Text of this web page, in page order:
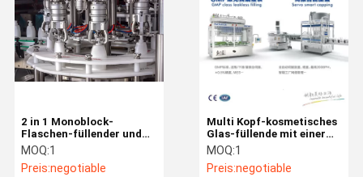
2 in 1 Monoblock-
Flaschen-füllender und
mit einer Kappe
bedeckender Maschine
MOQ:1
Preis:negotiable
Multi Kopf-kosmetisches
Glas-füllende mit einer
Kappe bedeckende
Maschine
MOQ:1
Preis:negotiable